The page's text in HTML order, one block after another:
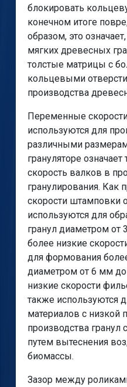
блокировать
конечном итоге
образом, это
мягких древесных
толстые матрицы с
кольцевыми
производства
Переменные
используются для
различными
грануляторе
скорость валков в
гранулирования. Как
скорости штамповки
используются для
гранул диаметром от
более низкие
для формования
диаметром от 6 мм
низкие скорости
также используются
материалов с низкой
производства
путем вытеснения
биомассы.
Зазор между